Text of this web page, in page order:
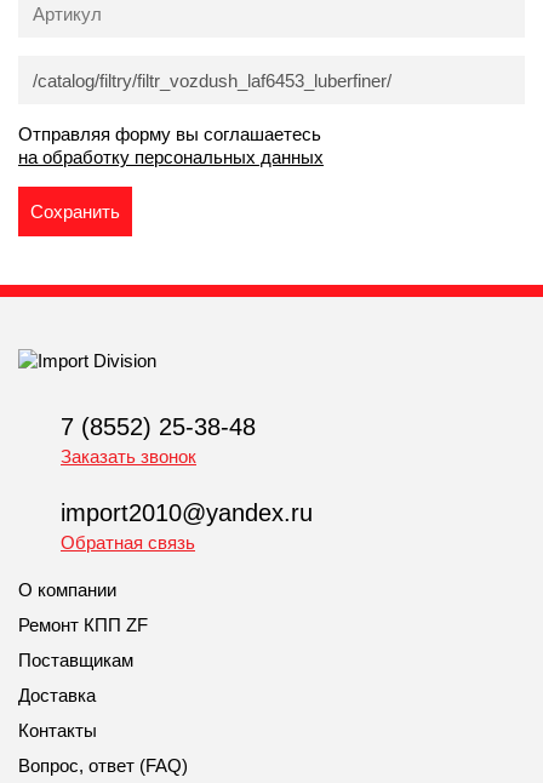
Отправляя форму вы соглашаетесь
на обработку персональных данных
7 (8552) 25-38-48
Заказать звонок
import2010@yandex.ru
Обратная связь
О компании
Ремонт КПП ZF
Поставщикам
Доставка
Контакты
Вопрос, ответ (FAQ)